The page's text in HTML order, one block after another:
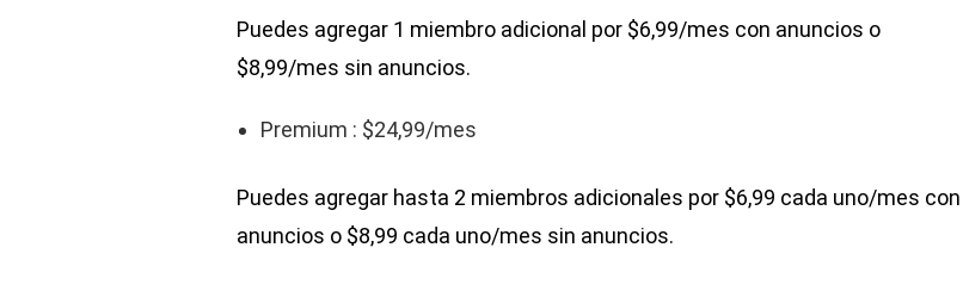
Puedes agregar 1 miembro adicional por $6,99/mes con anuncios o
$8,99/mes sin anuncios.
Premium : $24,99/mes
Puedes agregar hasta 2 miembros adicionales por $6,99 cada uno/mes con
anuncios o $8,99 cada uno/mes sin anuncios.